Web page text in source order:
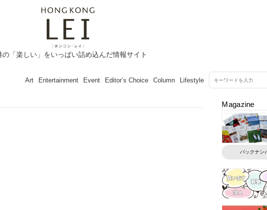
の「楽しい」をいっぱい詰め込んだ情報サイト
Art Entertainment Event Editor’s Choice Column Lifestyle
Magazine
バックナン